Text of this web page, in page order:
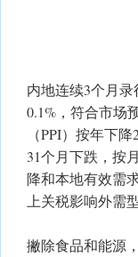
内地连续3个月
0.1%，符合市场
（PPI）按年下
31个月下跌，按
降和本地有效需
上关税影响外需
撇除食品和能源